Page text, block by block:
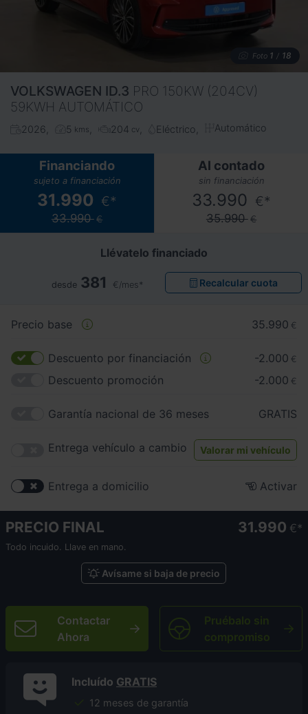
Foto 1 / 18
VOLKSWAGEN ID.3 PRO 150KW (204CV)
59KWH AUTOMÁTICO
2026 5 kms 204 cv Eléctrico Automático
Financiando
sujeto a financiación
31.990 €*
33.990 €
Al contado
sin financiación
33.990 €*
35.990 €
Llévatelo financiado
desde 381 €/mes* Recalcular cuota
Precio base 35.990 €
Descuento por financiación -2.000 €
Descuento promoción -2.000 €
Garantía nacional de 36 meses GRATIS
Entrega vehículo a cambio Valorar mi vehículo
Entrega a domicilio Activar
PRECIO FINAL 31.990 €
Todo incuido. Llave en mano.
Avísame si baja de precio
Contactar
Ahora
Pruébalo sin
compromiso
Incluído GRATIS
12 meses de garantía